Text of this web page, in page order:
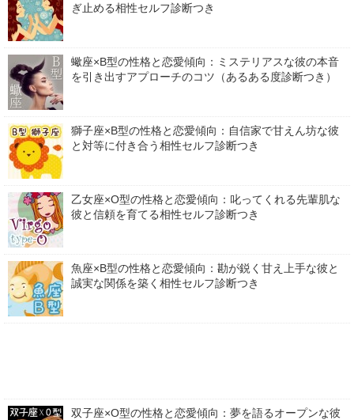
ぎ止める相性セルフ診断つき
蠍座×B型の性格と恋愛傾向：ミステリアスな彼の本音
を引き出すアプローチのコツ（あるある度診断つき）
獅子座×B型の性格と恋愛傾向：自信家で甘えん坊な彼
と対等に付き合う相性セルフ診断つき
乙女座×O型の性格と恋愛傾向：叱ってくれる先輩肌な
彼と信頼を育てる相性セルフ診断つき
魚座×B型の性格と恋愛傾向：勘が鋭く甘え上手な彼と
誠実な関係を築く相性セルフ診断つき
双子座×O型の性格と恋愛傾向：夢を語るオープンな彼